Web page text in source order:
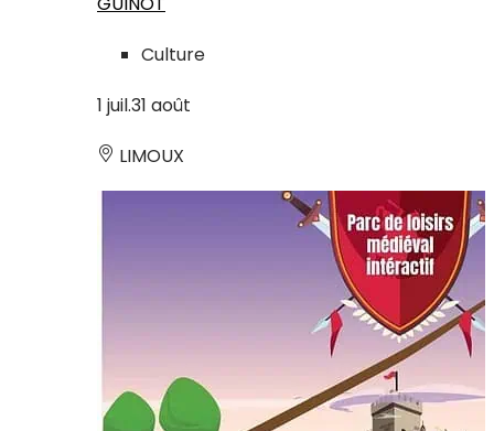
Culture
1 juil.31 août
LIMOUX